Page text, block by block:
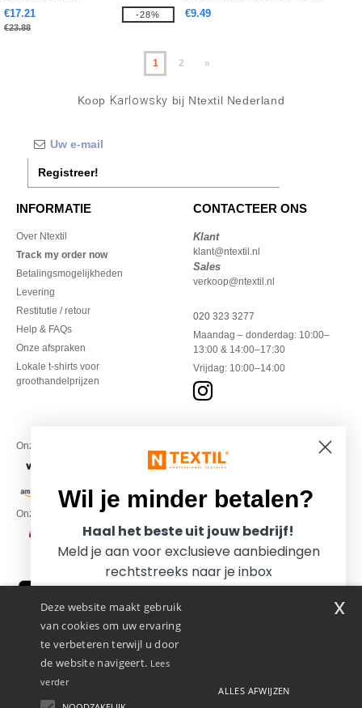
€17.21
€23.88
-28%
MATERIAAL
€9.49
1 2 »
Koop Karlowsky bij Ntextil Nederland
Registreer!
INFORMATIE
Over Ntextil
Track my order now
Betalingsmogelijkheden
Levering
Restitutie / retour
Help & FAQs
Onze afspraken
Lokale t-shirts voor
groothandelprijzen
CONTACTEER ONS
Klant
klant@ntextil.nl
Sales
verkoop@ntextil.nl
020 323 3277
Maandag – donderdag: 10:00–
13:00 & 14:00–17:30
Vrijdag: 10:00–14:00
Onze financiële partners
Onze transporteurs
Deze website maakt gebruik
van cookies om uw ervaring
te verbeteren terwijl u door
de website navigeert. Lees
verder
ALLES AFWIJZEN
x
Wil je minder betalen?
Haal het beste uit jouw bedrijf!
Meld je aan voor exclusieve aanbiedingen
rechtstreeks naar je inbox